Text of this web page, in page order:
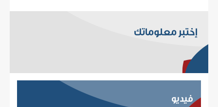
إختبر معلوماتك
فيديو